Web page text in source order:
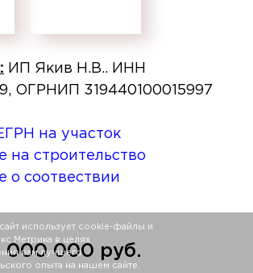
ИП Якив Н.В.. ИНН
ОГРНИП 319440100015997
на участок
на строительство
о соотвествии
000 000 руб.
использует cookie-файлы и
Метрика в целях
вам лучшего
опыта на нашем сайте.